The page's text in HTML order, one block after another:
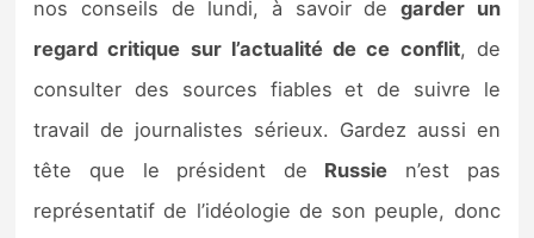
nos conseils de lundi, à savoir degarder un
regard critique sur l’actualité de ce conflit, de
consulter des sources fiables et de suivre le
travail de journalistes sérieux. Gardez aussi en
tête que le président de Russie n’est pas
représentatif de l’idéologie de son peuple, donc